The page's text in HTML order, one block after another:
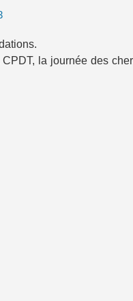
la journée des